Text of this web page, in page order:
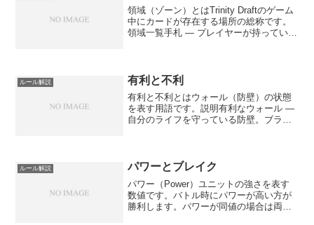
領域（ゾーン）とはTrinity Draftのゲーム
中にカードが存在する場所の総称です。
領域一覧手札 — プレイヤーが持っている
ルール解説 有利と不利
有利と不利とはウォール（防壁）の状態
を表す用語です。説明有利なウォール —
自分のライフを守っている防壁。ブラッ
ルール解説 パワーとブレイク
パワー（Power）ユニットの強さを表す
数値です。バトル時にパワーが高い方が
勝利します。パワーが同値の場合は両方